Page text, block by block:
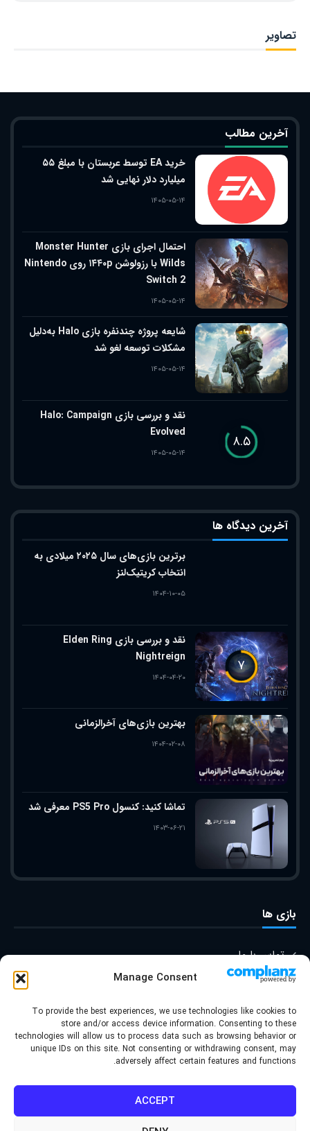
Manage Consent
To provide the best experiences, we use technologies like cookies to
store and/or access device information. Consenting to these
technologies will allow us to process data such as browsing behavior or
unique IDs on this site. Not consenting or withdrawing consent, may
adversely affect certain features and functions.
ACCEPT
تصاویر
آخرین مطالب
خرید EA توسط عربستان با مبلغ ۵۵
میلیارد دلار نهایی شد
۱۴۰۵-۰۵-۱۴
احتمال اجرای بازی Monster Hunter
Wilds با رزولوشن ۱۴۴۰p روی Nintendo
Switch 2
۱۴۰۵-۰۵-۱۴
شایعه پروژه چندنفره بازی Halo به‌دلیل
مشکلات توسعه لغو شد
۱۴۰۵-۰۵-۱۴
۸.۵
نقد و بررسی بازی Halo: Campaign
Evolved
۱۴۰۵-۰۵-۱۴
آخرین دیدگاه ها
برترین بازی‌های سال ۲۰۲۵ میلادی به
انتخاب کریتیک‌لنز
۱۴۰۴-۱۰-۰۵
۷
نقد و بررسی بازی Elden Ring
Nightreign
۱۴۰۴-۰۴-۲۰
بهترین بازی‌های آخرالزمانی
۱۴۰۴-۰۲-۰۸
تماشا کنید: کنسول PS5 Pro معرفی شد
۱۴۰۳-۰۶-۲۱
بازی ها
تماس با ما
درباره ما
© کپی رایت ۲۰۲۲ | قالب توسط
- کلیه حقوق محفوظ است | برای
وردپرس طراحی شده است